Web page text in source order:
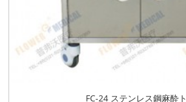
FC-24 ステンレス鋼麻酔ト